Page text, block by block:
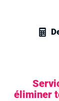
éliminer